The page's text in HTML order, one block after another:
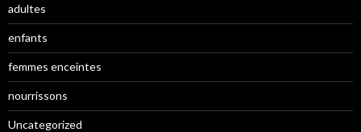
adultes
enfants
femmes enceintes
nourrissons
Uncategorized